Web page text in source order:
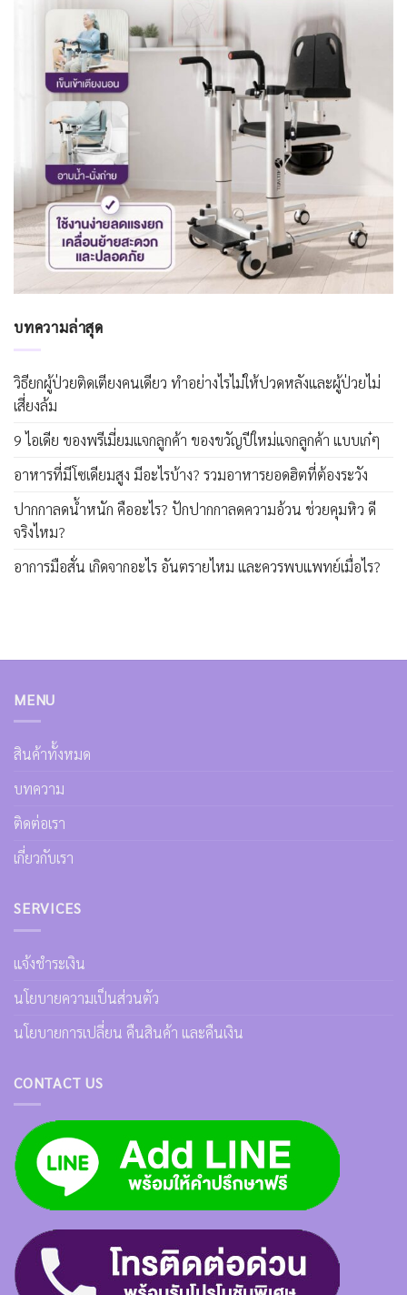
บทความล่าสุด
วิธียกผู้ป่วยติดเตียงคนเดียว ทำอย่างไรไม่ให้ปวดหลังและผู้ป่วยไม่
เสี่ยงล้ม
9 ไอเดีย ของพรีเมี่ยมแจกลูกค้า ของขวัญปีใหม่แจกลูกค้า แบบเก๋ๆ
อาหารที่มีโซเดียมสูง มีอะไรบ้าง? รวมอาหารยอดฮิตที่ต้องระวัง
ปากกาลดน้ำหนัก คืออะไร? ปักปากกาลดความอ้วน ช่วยคุมหิว ดี
จริงไหม?
อาการมือสั่น เกิดจากอะไร อันตรายไหม และควรพบแพทย์เมื่อไร?
MENU
สินค้าทั้งหมด
บทความ
ติดต่อเรา
เกี่ยวกับเรา
SERVICES
แจ้งชำระเงิน
นโยบายความเป็นส่วนตัว
นโยบายการเปลี่ยน คืนสินค้า และคืนเงิน
CONTACT US